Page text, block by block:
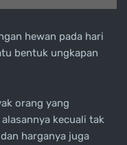
hewan pada hari
bentuk ungkapan
orang yang
kecuali tak
harganya juga